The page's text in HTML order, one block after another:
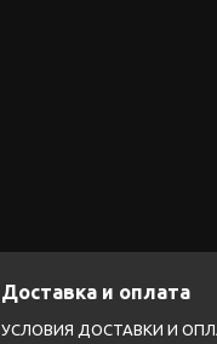
Доставка и оплата
УСЛОВИЯ ДОСТАВКИ И